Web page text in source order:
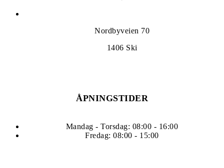
Nordbyveien 70
1406 Ski
ÅPNINGSTIDER
Mandag - Torsdag: 08:00 - 16:00
Fredag: 08:00 - 15:00